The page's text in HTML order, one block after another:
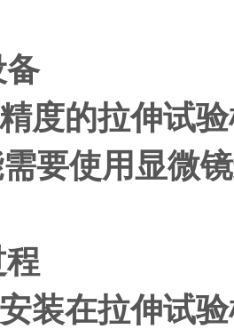
备
度的拉伸试
要使用显微
装在拉伸试